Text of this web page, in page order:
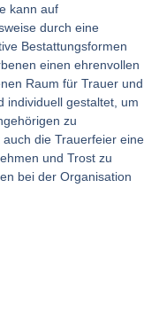
kann auf
durch eine
Bestattungsformen
einen ehrenvollen
Raum für Trauer und
individuell gestaltet, um
zu
die Trauerfeier eine
und Trost zu
bei der Organisation